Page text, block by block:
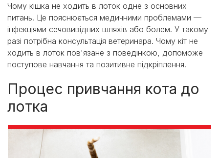
Чому кішка не ходить в лоток одне з основних
питань. Це пояснюється медичними проблемами —
інфекціями сечовивідних шляхів або болем. У такому
разі потрібна консультація ветеринара. Чому кіт не
ходить в лоток пов'язане з поведінкою, допоможе
поступове навчання та позитивне підкріплення.
Процес привчання кота до
лотка